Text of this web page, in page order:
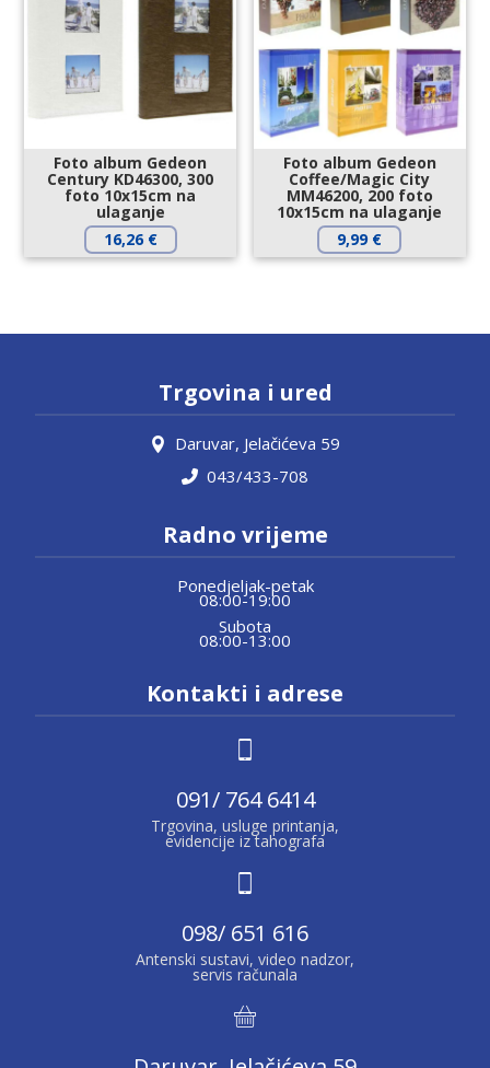
Foto album Gedeon
Century KD46300, 300
foto 10x15cm na
ulaganje
16,26 €
Foto album Gedeon
Coffee/Magic City
MM46200, 200 foto
10x15cm na ulaganje
9,99 €
Trgovina i ured
Daruvar, Jelačićeva 59
043/433-708
Radno vrijeme
Ponedjeljak-petak
08:00-19:00
Subota
08:00-13:00
Kontakti i adrese
091/ 764 6414
Trgovina, usluge printanja,
evidencije iz tahografa
098/ 651 616
Antenski sustavi, video nadzor,
servis računala